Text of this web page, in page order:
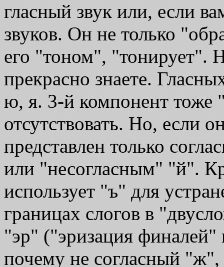
гласный звук или, если
звуков. Он не только
его "тоном", "тонирует".
прекрасно знаете.
ю, я. 3-й компонент тоже
отсутствовать. Но, если
представлен только
или "несогласным" "й".
использует "ъ" для
границах слогов в
"эр" ("эризация финалей"
почему не согласный "ж",